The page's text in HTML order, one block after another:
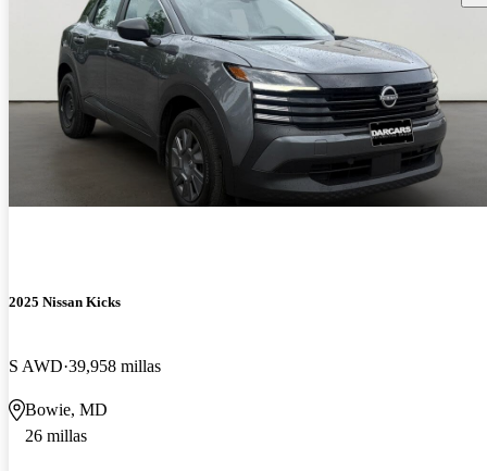
2025 Nissan Kicks
S AWD 39,958 millas
Bowie, MD
26 millas